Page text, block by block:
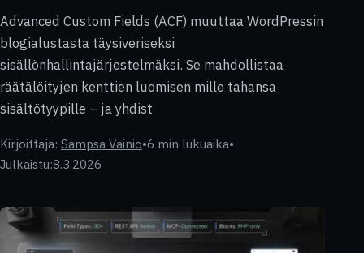
Advanced Custom Fields (ACF) muuttaa WordPressin
blogialustasta täysiveriseksi
sisällönhallintajärjestelmäksi. Se mahdollistaa
räätälöityjen kenttien luomisen mille tahansa
sisältötyypille – ja yhdist
Kirjoittaja: Sampsa Vainio•6 min lukuaika•
Julkaistu:8.3.2026